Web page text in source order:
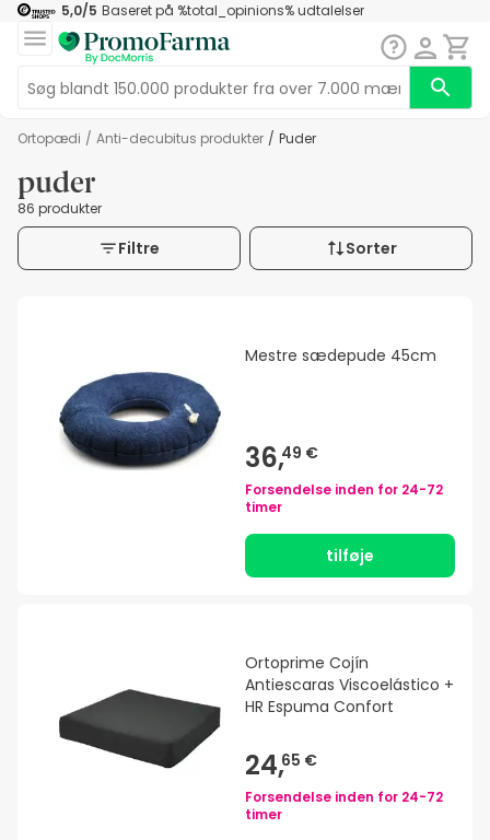
5,0/5 Baseret på %total_opinions%udtalelser
Ortopædi / Anti-decubitus produkter / puder
puder
86 produkter
Filtre Sorter
Mestre sædepude 45cm
36,49 €
Forsendelse inden for 24-72
timer
tilføje
Ortoprime Cojín
Antiescaras Viscoelástico +
HR Espuma Confort
24,65 €
Forsendelse inden for 24-72
timer